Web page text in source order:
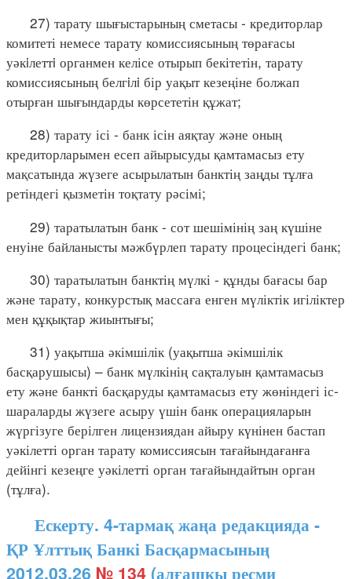
27) тарату шығыстарының сметасы - кредиторлар
комитеті немесе тарату комиссиясының төрағасы
уәкiлеттi органмен келісе отырып бекітетін, тарату
комиссиясының белгiлi бір уақыт кезеңіне болжап
отырған шығындарды көрсететін құжат;
28) тарату ісі - банк ісін аяқтау және оның
кредиторларымен есеп айырысуды қамтамасыз ету
мақсатында жүзеге асырылатын банктің заңды тұлға
ретіндегі қызметін тоқтату рәсімі;
29) таратылатын банк - сот шешімінің заң күшіне
енуіне байланысты мәжбүрлеп тарату процесіндегі банк;
30) таратылатын банктің мүлкі - құнды бағасы бар
және тарату, конкурстық массаға енген мүліктік игіліктер
мен құқықтар жиынтығы;
31) уақытша әкімшілік (уақытша әкімшілік
басқарушысы) – банк мүлкінің сақталуын қамтамасыз
ету және банкті басқаруды қамтамасыз ету жөніндегі іс-
шараларды жүзеге асыру үшін банк операцияларын
жүргізуге берілген лицензиядан айыру күнінен бастап
уәкілетті орган тарату комиссиясын тағайындағанға
дейінгі кезеңге уәкілетті орган тағайындайтын орган
(тұлға).
Ескерту. 4-тармақ жаңа редакцияда -
ҚР Ұлттық Банкі Басқармасының
2012.03.26 № 134 (алғашқы ресми